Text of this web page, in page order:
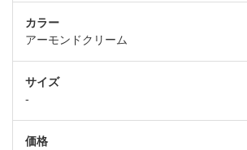
アーモンドクリーム
-